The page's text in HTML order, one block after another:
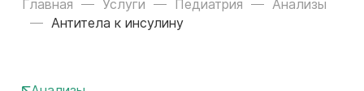
Главная Услуги Педиатрия
Анализы
Антитела к инсулину